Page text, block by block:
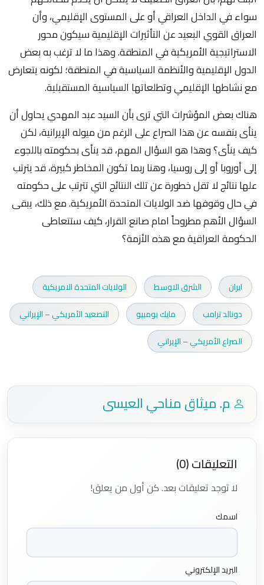
سواء في الداخل العراقي أو على المستوى الإقليمي، وأن
العراق القوي البعيد عن التأثيرات الإقليمية سيكون محور
الاستراتيجية الأمريكية في المنطقة. وهذا ما لا ترغب به بعض
الدول الإقليمية والأنظمة السياسية في المنطقة؛ لكونه يتعارض
مع نشاطها الإقليمي وتطلعاتها السياسية المستقبلية.
هناك بعض المؤشرات التي ترى بأن السيد عبد المهدي يحاول أن
ينأى بنفسه عن هذا الصراع على الرغم من ميوله الإيرانية، لكن
كيف ينأى؟ وهذا هو السؤال المهم، قد ينأى بحكومته باللجوء
إلى أوروبا أو إلى روسيا، وهنا ربما تكون المخاطر كبيرة، قد يترتب
علها نتائج لا تقل خطورة عن تلك النتائج التي تترتب على حكومته
في حال وقوفها ضد الولايات المتحدة الأمريكية. مع ذلك، يبقى
السؤال الأهم مطروحاً امام صانع القرار، كيف ستتعاطى
الحكومة العراقية مع هذه الأزمة؟
ايران الشرق الاوسط
الولايات المتحدة الامريكية
دونالد ترامب
مايك بومبيو
التصعيد الأمريكي – الإيراني
الصراع الأمريكي – الإيراني
م. ميثاق مناحي العيسى
التعليقات (0)
لا توجد تعليقات بعد. كن أول من يعلق!
اسمك
البريد الإلكتروني